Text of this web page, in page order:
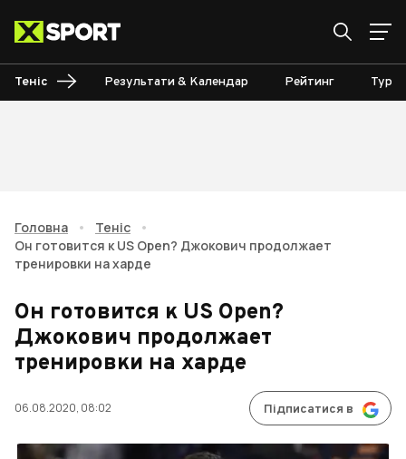
Теніс Результати & Календар Рейтинг
Головна • Теніс
•
Он готовится к US Open? Джокович продолжает
тренировки на харде
Он готовится к US Open?
Джокович продолжает
тренировки на харде
06.08.2020, 08:02 Підписатися в